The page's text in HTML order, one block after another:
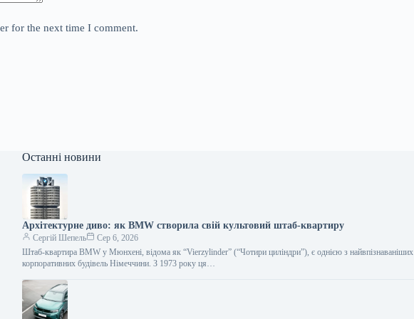
for the next time I comment.
Останні новини
Архітектурне диво: як BMW створила свій культовий штаб-квартиру
Сергій Шепель
Сер 6, 2026
Штаб-квартира BMW у Мюнхені, відома як “Vierzylinder” (“Чотири циліндри”), є однією з найвпізнаваніших
корпоративних будівель Німеччини. З 1973 року ця…